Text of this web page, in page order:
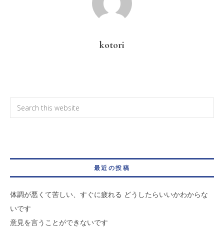
kotori
最近の投稿
体調が悪くて苦しい、すぐに疲れる どうしたらいいかわからな
いです
意見を言うことができないです